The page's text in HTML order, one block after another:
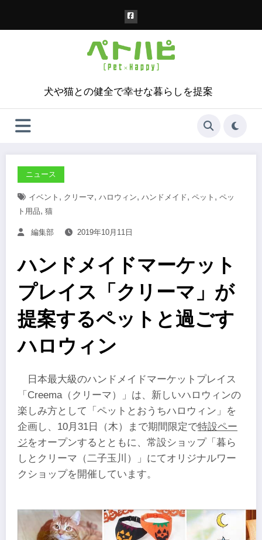
犬や猫との健全で幸せな暮らしを提案
ニュース
イベント , クリーマ, ハロウィン, ハンドメイド, ペット , ペッ
ト用品, 猫
編集部 2019年10月11日
ハンドメイドマーケット
プレイス「クリーマ」が
提案するペットと過ごす
ハロウィン
日本最大級のハンドメイドマーケットプレイス
「Creema（クリーマ）」は、新しいハロウィンの
楽しみ方として「ペットとおうちハロウィン」を
企画し、10月31日（木）まで期間限定で特設ペー
ジをオープンするとともに、常設ショップ「暮ら
しとクリーマ（二子玉川）」にてオリジナルワー
クショップを開催しています。